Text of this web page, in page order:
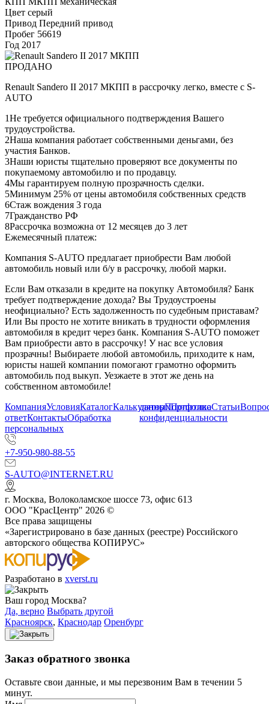
Цвет серый
Привод Передний привод
Пробег 56619
Год 2017
ПРОДАНО
Renault Sandero II 2017 МКПП в рассрочку легко, вместе с S-
AUTO
1Не требуется официального подтверждения Вашего
трудоустройства.
2Наша компания работает собственными деньгами, без
участия Банков.
3Наши юристы тщательно проверяют все документы по
покупаемому автомобилю и по продавцу.
4Мы гарантируем полную прозрачность сделки.
5Минимум 25% от цены автомобиля собственных средств
6Стаж вождения 3 года
7Гражданство РФ
8Рассрочка возможна от 12 месяцев до 3 лет
Ежемесячный платеж:
Компания S-AUTO предлагает приобрести Вам любой
автомобиль новый или б/у в рассрочку, любой марки.
Если Вам отказали в кредите на покупку Автомобиля? Банк
требует подтверждение дохода? Вы Трудоустроены
неофициально? Есть задолженность по судебным приставам?
Или Вы просто не хотите вникать в трудности оформления
автомобиля в кредит через банк. Компания S-AUTO поможет
Вам приобрести авто в рассрочку! У нас все условия
прозрачны! Выбираете любой автомобиль, приходите к нам,
юристы нашей компании помогают грамотно оформить
автомобиль под выкуп. Уезжаете в этот же день на
собственном автомобиле!
КомпанияУсловияКаталогКалькуляторПортфолиоСтатьи
ответКонтактыОбработка
персональных
данныхПолитика
конфиденциальности
+7-950-980-88-55
S-AUTO@INTERNET.RU
г. Москва, Волоколамское шоссе 73, офис 613
ООО "КрасЦентр" 2026 ©
Все права защищены
«Зарегистрировано в базе данных (реестре) Российского
авторского общества КОПИРУС»
Разработано в xverst.ru
Ваш город Москва?
Да, верно Выбрать другой
Красноярск, Краснодар Оренбург
Заказ обратного звонка
Оставьте свои данные, и мы перезвоним Вам в течении 5
минут.